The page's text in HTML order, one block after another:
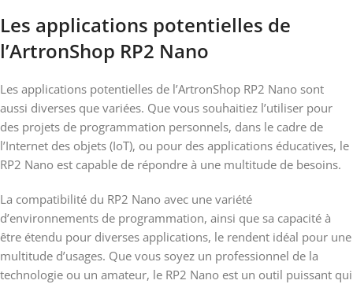
Les applications potentielles de
l’ArtronShop RP2 Nano
Les applications potentielles de l’ArtronShop RP2 Nano sont
aussi diverses que variées. Que vous souhaitiez l’utiliser pour
des projets de programmation personnels, dans le cadre de
l’Internet des objets (IoT), ou pour des applications éducatives, le
RP2 Nano est capable de répondre à une multitude de besoins.
La compatibilité du RP2 Nano avec une variété
d’environnements de programmation, ainsi que sa capacité à
être étendu pour diverses applications, le rendent idéal pour une
multitude d’usages. Que vous soyez un professionnel de la
technologie ou un amateur, le RP2 Nano est un outil puissant qui